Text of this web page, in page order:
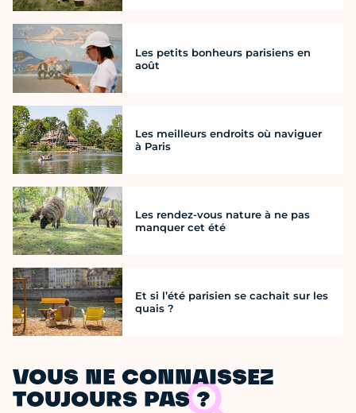
Les petits bonheurs parisiens en
août
Les meilleurs endroits où naviguer
à Paris
Les rendez-vous nature à ne pas
manquer cet été
Et si l’été parisien se cachait sur les
quais ?
VOUS NE CONNAISSEZ
TOUJOURS PAS ?